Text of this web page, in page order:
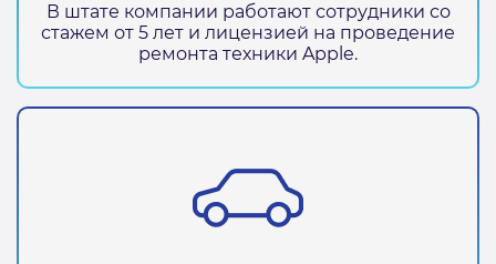
В штате компании работают сотрудники со
стажем от 5 лет и лицензией на проведение
ремонта техники Apple.